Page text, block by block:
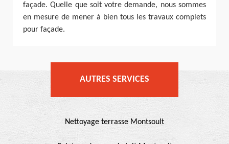
façade. Quelle que soit votre demande, nous sommes
en mesure de mener à bien tous les travaux complets
pour façade.
AUTRES SERVICES
Nettoyage terrasse Montsoult